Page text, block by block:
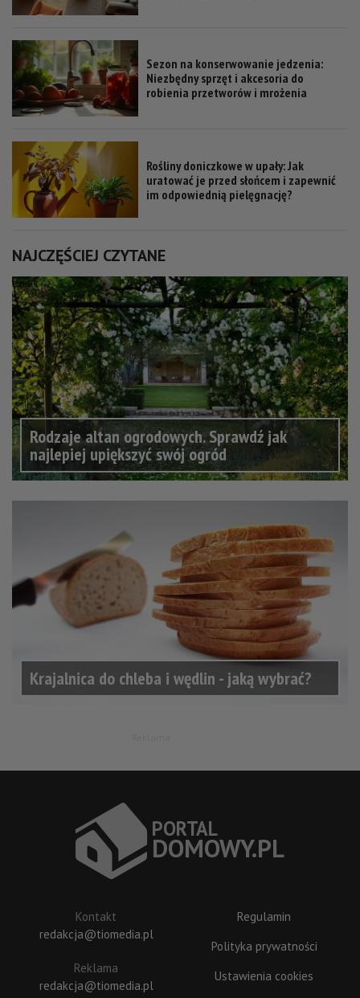
Sezon na konserwowanie jedzenia:
Niezbędny sprzęt i akcesoria do
robienia przetworów i mrożenia
Rośliny doniczkowe w upały: Jak
uratować je przed słońcem i zapewnić
im odpowiednią pielęgnację?
NAJCZĘŚCIEJ CZYTANE
Rodzaje altan ogrodowych. Sprawdź jak
najlepiej upiększyć swój ogród
Krajalnica do chleba i wędlin - jaką wybrać?
PORTAL
DOMOWY.PL
Kontakt
redakcja@tiomedia.pl
Reklama
redakcja@tiomedia.pl
Regulamin
Polityka prywatności
Ustawienia cookies